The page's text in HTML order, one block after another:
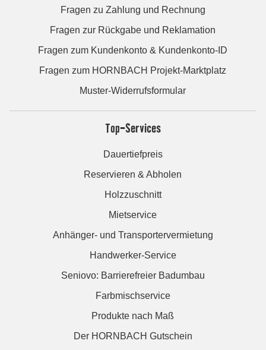
Fragen zu Zahlung und Rechnung
Fragen zur Rückgabe und Reklamation
Fragen zum Kundenkonto & Kundenkonto-ID
Fragen zum HORNBACH Projekt-Marktplatz
Muster-Widerrufsformular
Top-Services
Dauertiefpreis
Reservieren & Abholen
Holzzuschnitt
Mietservice
Anhänger- und Transportervermietung
Handwerker-Service
Seniovo: Barrierefreier Badumbau
Farbmischservice
Produkte nach Maß
Der HORNBACH Gutschein